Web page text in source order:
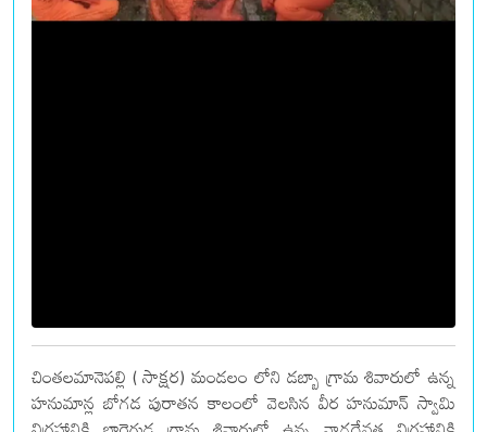
చింతలమానెపల్లి ( సాక్షర) మండలం లోని డబ్బా గ్రామ శివారులో ఉన్న
హనుమాన్ల బోగడ పురాతన కాలంలో వెలసిన వీర హనుమాన్ స్వామి